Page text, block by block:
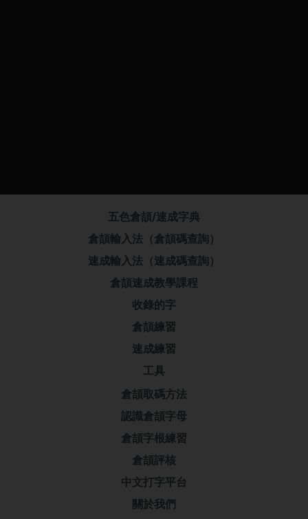
五色倉頡/速成字典
倉頡輸入法（倉頡碼查詢）
速成輸入法（速成碼查詢）
倉頡速成教學課程
收錄的字
倉頡練習
速成練習
工具
倉頡取碼方法
認識倉頡字母
倉頡字根練習
倉頡評核
中文打字平台
關於我們